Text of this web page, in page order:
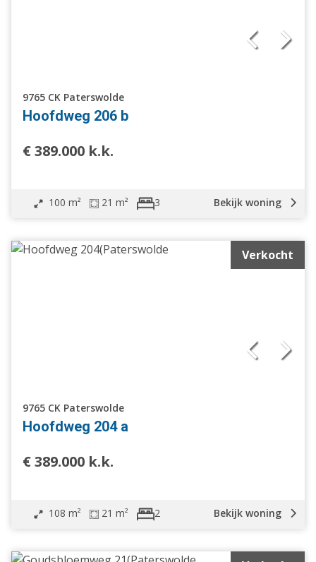
9765 CK Paterswolde
Hoofdweg 206 b
€ 389.000 k.k.
100 m² 21 m² 3 Bekijk woning
Verkocht
9765 CK Paterswolde
Hoofdweg 204 a
€ 389.000 k.k.
108 m² 21 m² 2 Bekijk woning